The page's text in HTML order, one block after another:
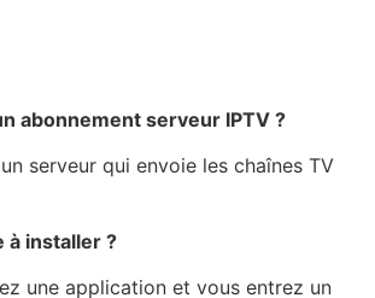
abonnement serveur IPTV ?
serveur qui envoie les chaînes TV
à installer ?
une application et vous entrez un